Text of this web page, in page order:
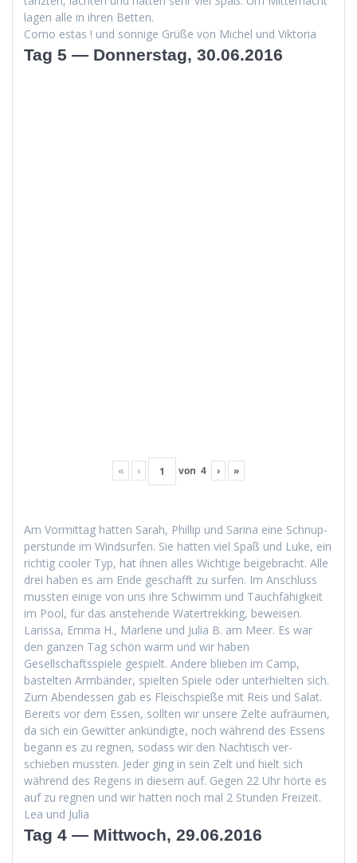
lagen alle in ihren Betten.
Como estas ! und son­nige Grüße von Michel und Viktoria
Tag 5 — Donnerstag, 30.06.2016
« ‹ von 4 › »
Am Vor­mit­tag hat­ten Sarah, Phillip und Sari­na eine Schnup­
per­stunde im Wind­sur­fen. Sie hat­ten viel Spaß und Luke, ein
richtig cool­er Typ, hat ihnen alles Wichtige beige­bracht. Alle
drei haben es am Ende geschafft zu sur­fen. Im Anschluss
mussten einige von uns ihre Schwimm und Tauch­fähigkeit
im Pool, für das anste­hende Watertrekking, beweisen.
Laris­sa, Emma H., Mar­lene und Julia B. am Meer. Es war
den ganzen Tag schön warm und wir haben
Gesellschaftsspiele gespielt. Andere blieben im Camp,
bastel­ten Arm­bän­der, spiel­ten Spiele oder unter­hiel­ten sich.
Zum Aben­dessen gab es Fleis­chspieße mit Reis und Salat.
Bere­its vor dem Essen, soll­ten wir unsere Zelte aufräu­men,
da sich ein Gewit­ter ankündigte, noch während des Essens
begann es zu reg­nen, sodass wir den Nachtisch ver­
schieben mussten. Jed­er ging in sein Zelt und hielt sich
während des Regens in diesem auf. Gegen 22 Uhr hörte es
auf zu reg­nen und wir hat­ten noch mal 2 Stun­den Freizeit.
Lea und Julia
Tag 4 — Mittwoch, 29.06.2016